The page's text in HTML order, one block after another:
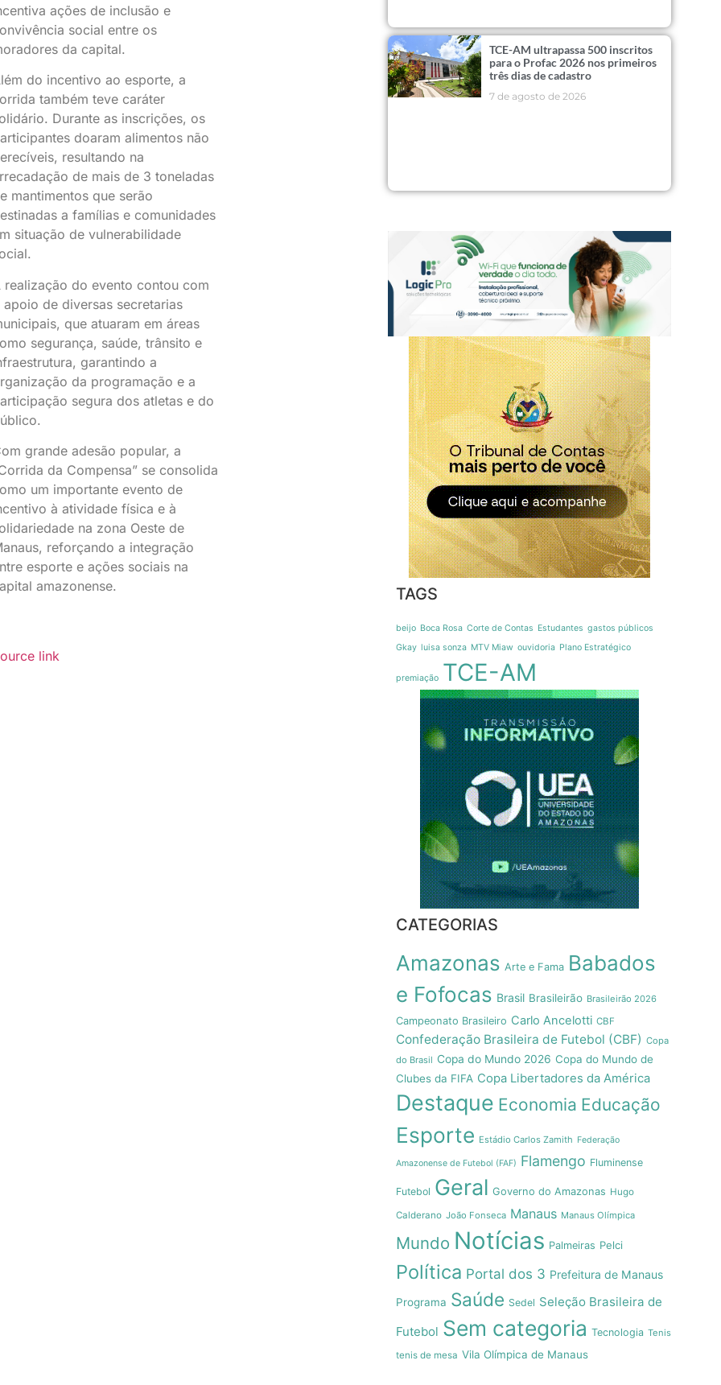
ações de inclusão e
social entre os
da capital.
do incentivo ao esporte, a
também teve caráter
Durante as inscrições, os
doaram alimentos não
resultando na
de mais de 3 toneladas
mantimentos que serão
a famílias e comunidades
situação de vulnerabilidade
realização do evento contou com
apoio de diversas secretarias
que atuaram em áreas
segurança, saúde, trânsito e
garantindo a
da programação e a
segura dos atletas e do
grande adesão popular, a
da Compensa” se consolida
um importante evento de
à atividade física e à
na zona Oeste de
reforçando a integração
esporte e ações sociais na
amazonense.
link
TCE-AM ultrapassa 500 inscritos
para o Profac 2026 nos primeiros
três dias de cadastro
7 de agosto de 2026
TAGS
beijo Boca Rosa Corte de Contas Estudantes gastos públicos
Gkay luisa sonza MTV Miaw ouvidoria Plano Estratégico
premiação TCE-AM
CATEGORIAS
Amazonas Arte e Fama Babados
e Fofocas Brasil Brasileirão Brasileirão 2026
Campeonato Brasileiro Carlo Ancelotti CBF
Confederação Brasileira de Futebol (CBF) Copa
do Brasil Copa do Mundo 2026 Copa do Mundo de
Clubes da FIFA Copa Libertadores da América
Destaque Economia Educação
Esporte Estádio Carlos Zamith Federação
Amazonense de Futebol (FAF) Flamengo Fluminense
Futebol Geral Governo do Amazonas Hugo
Calderano João Fonseca Manaus Manaus Olímpica
Mundo Notícias Palmeiras Pelci
Política Portal dos 3 Prefeitura de Manaus
Programa Saúde Sedel Seleção Brasileira de
Futebol Sem categoria Tecnologia Tenis
tenis de mesa Vila Olímpica de Manaus